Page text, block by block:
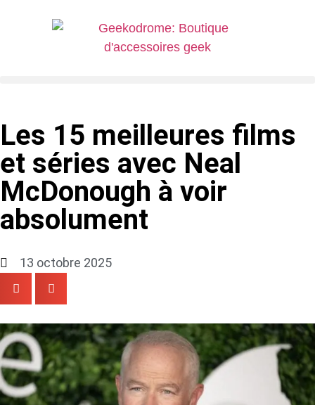
Les 15 meilleures films
et séries avec Neal
McDonough à voir
absolument
13 octobre 2025